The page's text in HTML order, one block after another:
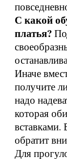
С какой
платья?
Иначе
получите
надо
которая
вставками.
обратит
Для